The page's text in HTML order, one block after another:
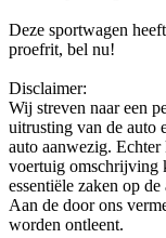
Deze sportwagen
proefrit, bel nu!
Disclaimer:
Wij streven naar een
uitrusting van de auto
auto aanwezig.
voertuig omschrijving
essentiële zaken op
Aan de door ons
worden ontleent.